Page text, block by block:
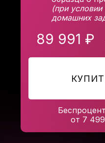
89 991 ₽
(при условии
домашних
от 7